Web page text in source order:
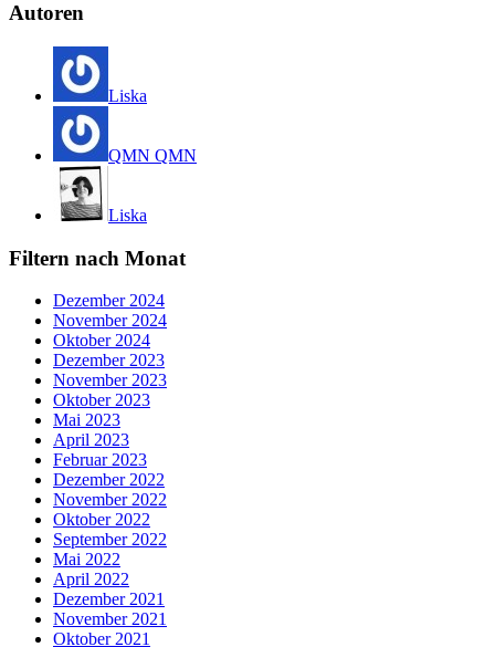
Autoren
Liska
QMN QMN
Liska
Filtern nach Monat
Dezember 2024
November 2024
Oktober 2024
Dezember 2023
November 2023
Oktober 2023
Mai 2023
April 2023
Februar 2023
Dezember 2022
November 2022
Oktober 2022
September 2022
Mai 2022
April 2022
Dezember 2021
November 2021
Oktober 2021